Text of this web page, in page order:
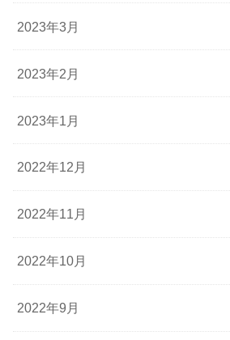
2023年3月
2023年2月
2023年1月
2022年12月
2022年11月
2022年10月
2022年9月